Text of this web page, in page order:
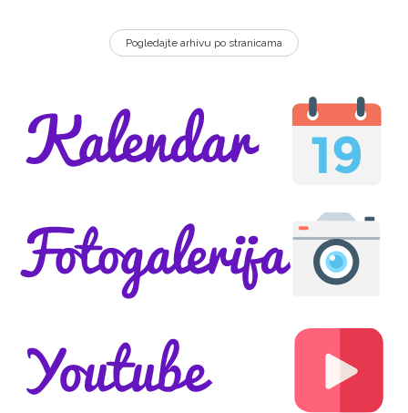
Pogledajte arhivu po stranicama